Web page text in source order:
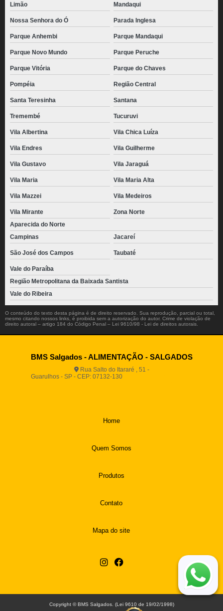
Limão Mandaqui
Nossa Senhora do Ó Parada Inglesa
Parque Anhembi Parque Mandaqui
Parque Novo Mundo Parque Peruche
Parque Vitória Parque do Chaves
Pompéia Região Central
Santa Teresinha Santana
Tremembé Tucuruvi
Vila Albertina Vila Chica Luíza
Vila Endres Vila Guilherme
Vila Gustavo Vila Jaraguá
Vila Maria Vila Maria Alta
Vila Mazzei Vila Medeiros
Vila Mirante
Zona Norte
Aparecida do Norte
Campinas
Jacareí
São José dos Campos Taubaté
Vale do Paraíba
Região Metropolitana da Baixada Santista
Vale do Ribeira
O conteúdo do texto desta página é de direito reservado. Sua reprodução, parcial ou total,
mesmo citando nossos links, é proibida sem a autorização do autor. Crime de violação de
direito autoral – artigo 184 do Código Penal – Lei 9610/98 - Lei de direitos autorais
BMS Salgados - ALIMENTAÇÃO - SALGADOS
Rua Salto do Itararé , 51 -
Guarulhos - SP - CEP: 07132-130
Home
Quem Somos
Produtos
Contato
Mapa do site
Copyright © BMS Salgados. (Lei 9610 de 19/02/1998)